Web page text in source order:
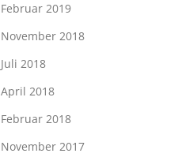
Februar 2019
November 2018
Juli 2018
April 2018
Februar 2018
November 2017